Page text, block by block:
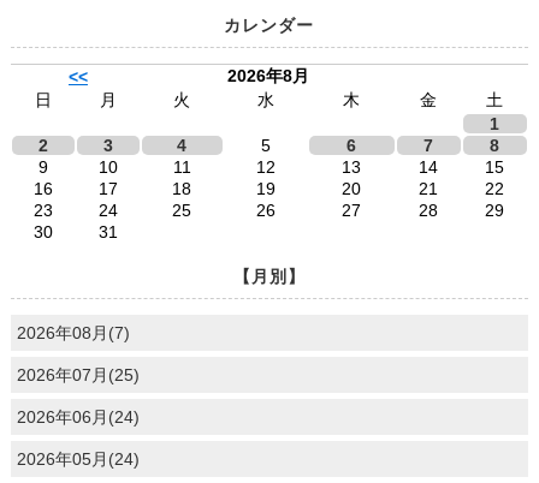
カレンダー
<<
2026年8月
日
月 火 水 木 金
土
1
2
3 4 5 6 7
8
9
10 11 12 13 14
15
16
17 18 19 20 21
22
23
24 25 26 27 28
29
30
31
【月別】
2026年08月(7)
2026年07月(25)
2026年06月(24)
2026年05月(24)